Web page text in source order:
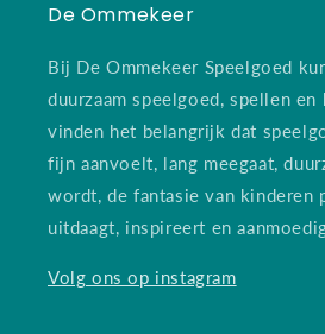
De Ommekeer
Bij De Ommekeer Speelgoed
duurzaam speelgoed, spellen
vinden het belangrijk dat
fijn aanvoelt, lang meegaat,
wordt, de fantasie van kinderen
uitdaagt, inspireert en
Volg ons op instagram